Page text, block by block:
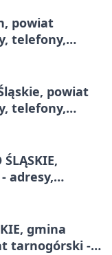
powiat
telefony,
powiat
telefony,
adresy,
gmina
tarnogórski -